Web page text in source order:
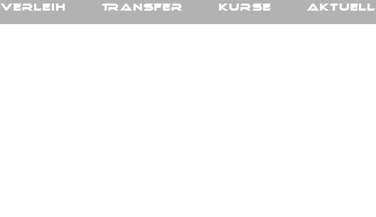
Verleih Transfer Kurse